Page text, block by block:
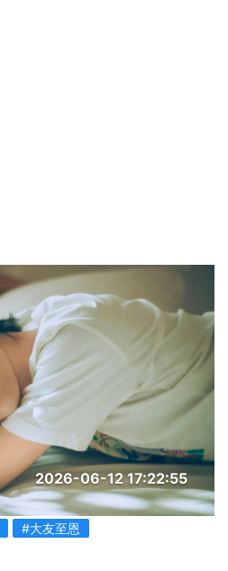
2026-06-12 17:22:55
#大友至恩